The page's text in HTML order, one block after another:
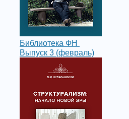
Библиотека ФН
Выпуск 3 (февраль)